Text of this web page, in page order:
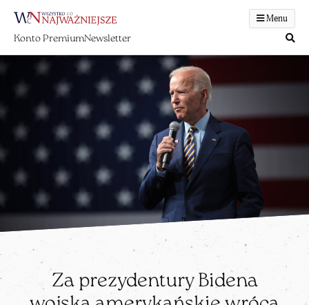
Menu
Konto PremiumNewsletter
Za prezydentury Bidena